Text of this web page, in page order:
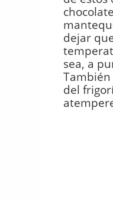
dejar
sea, a
También
del